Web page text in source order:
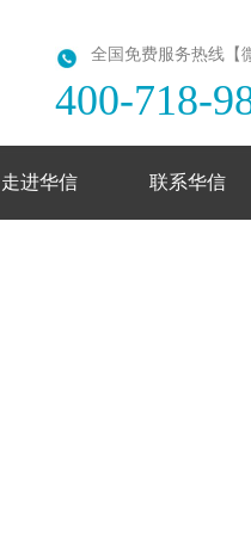
全国免费服务热线【
400-718-
走进华信 联系华信